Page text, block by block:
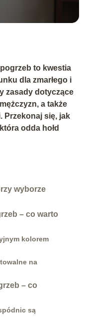
to kwestia
dla zmarłego i
zasady dotyczące
a także
Przekonaj się, jak
odda hołd
wyborze
– co warto
kolorem
na
– co
są